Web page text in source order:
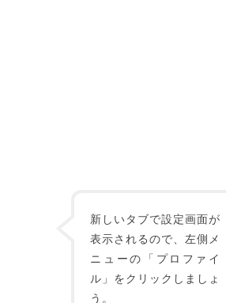
新しいタブで設定画面が
表示されるので、左側メ
ニューの「プロファイ
ル」をクリックしましょ
う。